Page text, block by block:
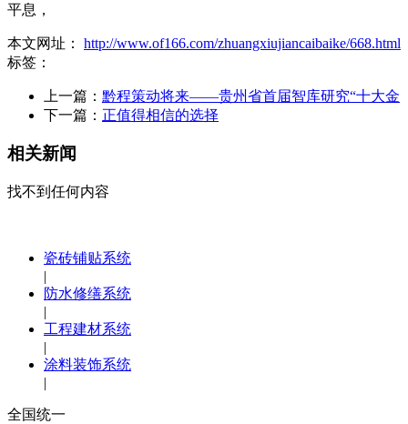
平息，
本文网址： http://www.of166.com/zhuangxiujiancaibaike/668.html
标签：
上一篇： 黔程策动将来——贵州省首届智库研究“十大金
下一篇： 正值得相信的选择
相关新闻
找不到任何内容
瓷砖铺贴系统
|
防水修缮系统
|
工程建材系统
|
涂料装饰系统
|
全国统一